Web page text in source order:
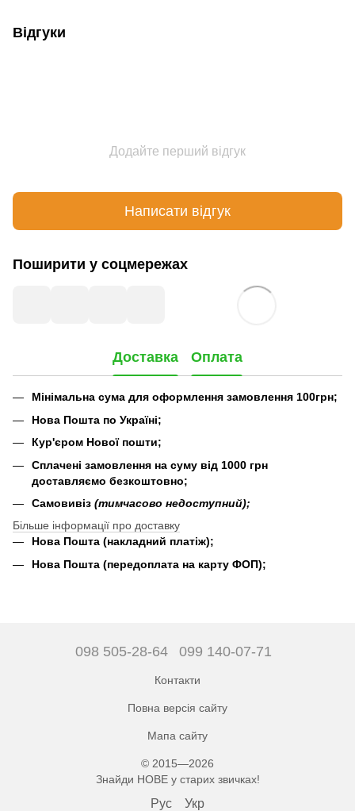
Відгуки
Додайте перший відгук
Написати відгук
Поширити у соцмережах
Доставка Оплата
Мінімальна сума для оформлення замовлення 100грн;
Нова Пошта по Україні;
Кур'єром Нової пошти;
Сплачені замовлення на суму від 1000 грн
доставляємо безкоштовно;
Самовивіз (тимчасово недоступний);
Більше інформації про доставку
Нова Пошта (накладний платіж);
Нова Пошта (передоплата на карту ФОП);
098 505-28-64 099 140-07-71
Контакти
Повна версія сайту
Мапа сайту
© 2015—2026
Знайди НОВЕ у старих звичках!
Рус Укр